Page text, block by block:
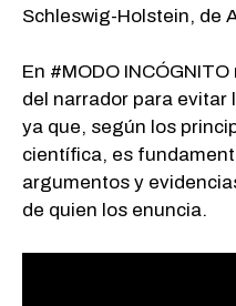
Schleswig-Holstein, de
En #MODO
del narrador para evitar
ya que, según los
científica, es
argumentos y
de quien los enuncia.